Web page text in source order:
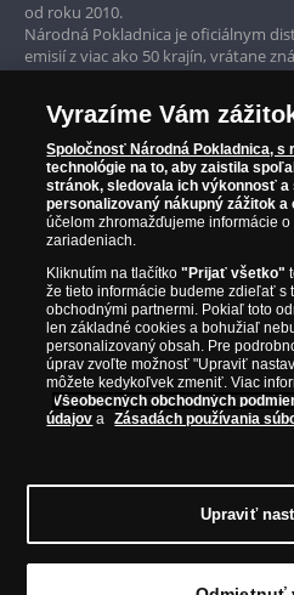
Iba originálne produkty
od roku 2010.
Národná Pokladnica je oficiálnym
emisií z viac ako 50 krajín, vrátane
ako je Britská kráľovská mincovňa,
Parížska mincovňa, Nórska
Austrálska mincovňa Perth.
zberateľom garantuje, že všetky
prvotriednej kvalite, čo je doložené
autentickosti.
© Copyright 2026 - Národná Pokladnica,
www.narodnapokladnica.sk; IČO: 45
Upraviť nastavenie súborov
odkaz
Vyrazíme Vám
Spoločnosť Národná Pokladnica, s
technológie na to, aby zaistila
stránok, sledovala ich výkonnosť
personalizovaný nákupný zážitok a
účelom zhromažďujeme informácie
zariadeniach.
Kliknutím na tlačítko"Prijať všetko"
že tieto informácie budeme zdieľať s
obchodnými partnermi. Pokiaľ toto
len základné cookies a bohužiaľ
personalizovaný obsah. Pre
úprav zvoľte možnosť "Upraviť
môžete kedykoľvek zmeniť. Viac
Všeobecných obchodných
údajov a Zásadách používania
Upraviť